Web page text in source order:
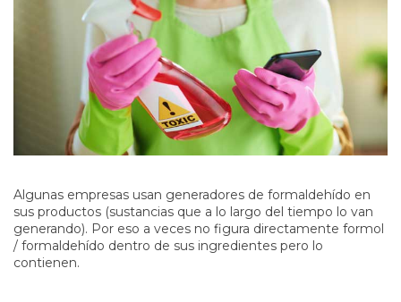
Algunas empresas usan generadores de formaldehído en
sus productos (sustancias que a lo largo del tiempo lo van
generando). Por eso a veces no figura directamente formol
/ formaldehído dentro de sus ingredientes pero lo
contienen.